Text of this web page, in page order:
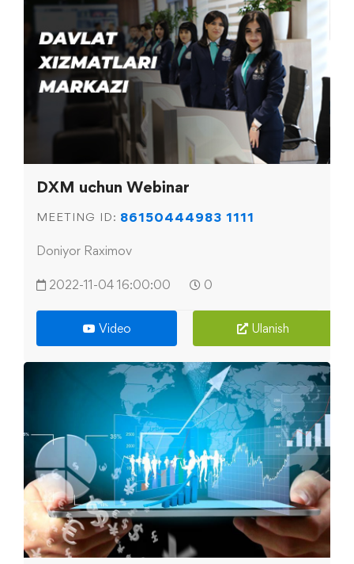
DXM uchun Webinar
MEETING ID: 86150444983 1111
Doniyor Raximov
2022-11-04 16:00:00 0
Video Ulanish